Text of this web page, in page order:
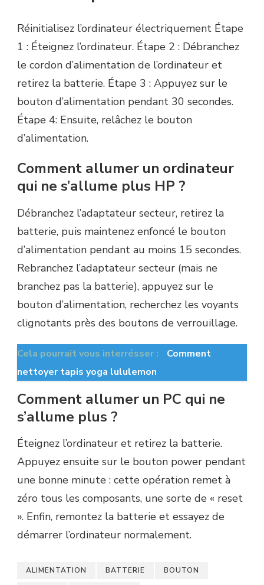
Réinitialisez l’ordinateur électriquement Étape
1 : Éteignez l’ordinateur. Étape 2 : Débranchez
le cordon d’alimentation de l’ordinateur et
retirez la batterie. Étape 3 : Appuyez sur le
bouton d’alimentation pendant 30 secondes.
Étape 4: Ensuite, relâchez le bouton
d’alimentation.
Comment allumer un ordinateur
qui ne s’allume plus HP ?
Débranchez l’adaptateur secteur, retirez la
batterie, puis maintenez enfoncé le bouton
d’alimentation pendant au moins 15 secondes.
Rebranchez l’adaptateur secteur (mais ne
branchez pas la batterie), appuyez sur le
bouton d’alimentation, recherchez les voyants
clignotants près des boutons de verrouillage.
Cela pourrait vous interrésser :
Comment
nettoyer tapis yoga lululemon
Comment allumer un PC qui ne
s’allume plus ?
Éteignez l’ordinateur et retirez la batterie.
Appuyez ensuite sur le bouton power pendant
une bonne minute : cette opération remet à
zéro tous les composants, une sorte de « reset
». Enfin, remontez la batterie et essayez de
démarrer l’ordinateur normalement.
ALIMENTATION BATTERIE BOUTON